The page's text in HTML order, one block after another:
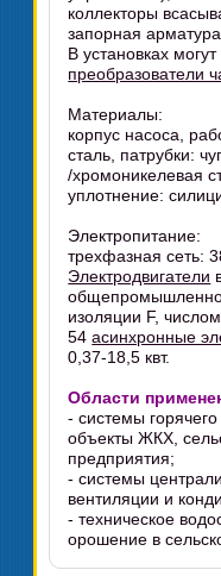
коллекторы
запорная арматура.
В установках
преобразователи
Материалы:
корпус насоса,
сталь, патрубки:
/хромоникелевая
уплотнение:
Электропитание:
трехфазная сеть:
Электродвигатели
изоляции F,
54асинхронные
0,37-18,5 квт.
Области
- системы
объекты ЖКХ,
предприятия;
- системы
вентиляции и
- техническое
орошение в